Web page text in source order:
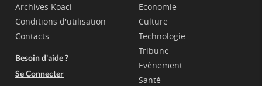
Archives Koaci
Conditions d'utilisation
Contacts
Besoin d'aide ?
Se Connecter
Economie
Culture
Technologie
Tribune
Evènement
Santé